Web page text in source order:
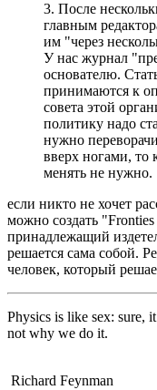
3. После
главным
им "через
У нас журнал
основателю.
принимаются к
совета этой
политику надо
нужно
вверх ногами, то
менять не нужно.
если никто не хочет
можно создать
принадлежащий
решается сама собой.
человек, который
Physics is like sex: sure,
not why we do it.
Richard Feynman